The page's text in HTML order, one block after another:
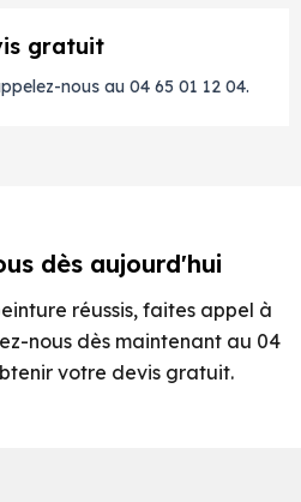
gratuit
nous au 04 65 01 12 04.
dès aujourd'hui
réussis, faites appel à
nous dès maintenant au 04
votre devis gratuit.